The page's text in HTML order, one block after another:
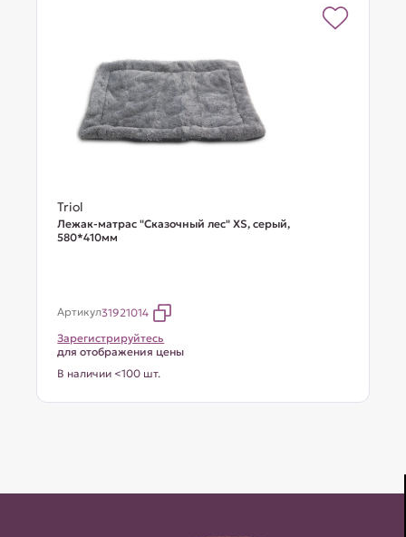
Triol
Лежак-матрас "Сказочный лес" XS, серый,
580*410мм
Артикул31921014
Зарегистрируйтесь
для отображения цены
В наличии <100 шт.